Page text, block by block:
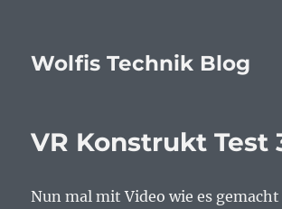
Wolfis Technik Blog
VR Konstrukt Test
Nun mal mit Video wie es